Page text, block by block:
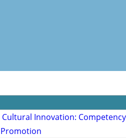
Innovation: